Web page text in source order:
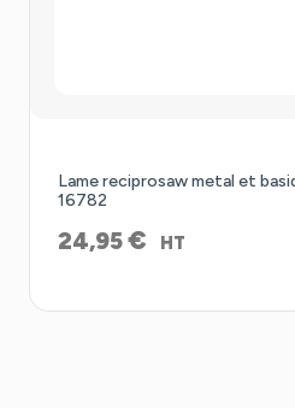
Lame reciprosaw metal et
16782
24,95€ HT